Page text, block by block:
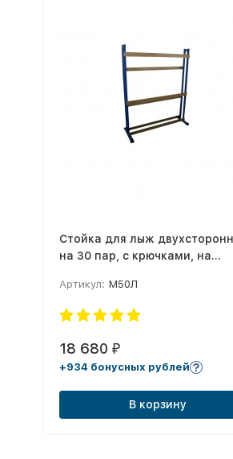
Стойка для лыж
на 30 пар, с крючками, на
Артикул: М50Л
18 680 ₽
+934 бонусных рублей
В корзину